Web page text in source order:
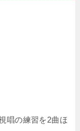
唱の練習を2曲ほ